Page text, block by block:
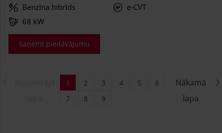
Benzīna hibrīds
e-CVT
68 kW
Saņemt piedāvājumu
Nākamā
lapa
1 2 3 4 5
6
7
8 9